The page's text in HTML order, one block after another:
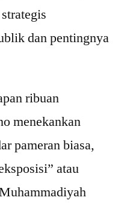
dan pentingnya
ribuan
menekankan
pameran biasa,
atau